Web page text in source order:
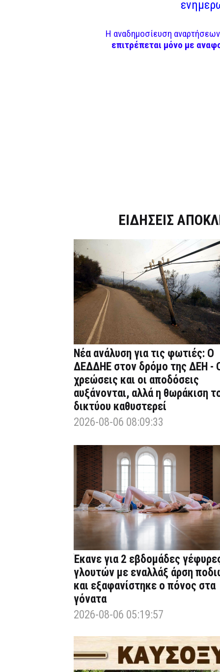
Η αναδημοσίευση
επιτρέπεται μόνο με
ΕΙΔΗΣΕΙΣ
Νέα ανάλυση για τις φωτιές: Ο
ΔΕΔΔΗΕ στον δρόμο της ΔΕΗ -
χρεώσεις και οι αποδόσεις
αυξάνονται, αλλά η θωράκιση
δικτύου καθυστερεί
2026-08-06 08:09:33
Έκανε για 2 εβδομάδες
γλουτών με εναλλάξ άρση
και εξαφανίστηκε ο πόνος στα
γόνατα
2026-08-06 05:19:57